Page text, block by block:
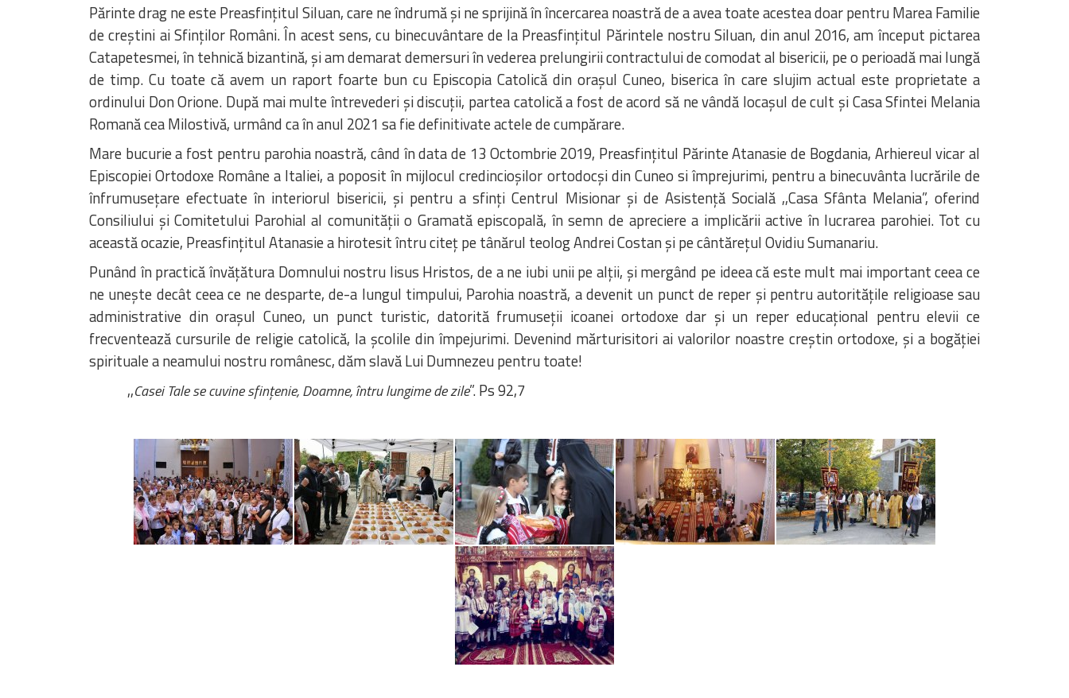
Părinte drag ne este Preasfințitul Siluan, care ne îndrumă și ne sprijină în încercarea noastră de a avea toate acestea doar pentru Marea Familie
de creștini ai Sfinților Români. În acest sens, cu binecuvântare de la Preasfințitul Părintele nostru Siluan, din anul 2016, am început pictarea
Catapetesmei, în tehnică bizantină, și am demarat demersuri în vederea prelungirii contractului de comodat al bisericii, pe o perioadă mai lungă
de timp. Cu toate că avem un raport foarte bun cu Episcopia Catolică din orașul Cuneo, biserica în care slujim actual este proprietate a
ordinului Don Orione. După mai multe întrevederi și discuții, partea catolică a fost de acord să ne vândă locașul de cult și Casa Sfintei Melania
Romană cea Milostivă, urmând ca în anul 2021 sa fie definitivate actele de cumpărare.
Mare bucurie a fost pentru parohia noastră, când în data de 13 Octombrie 2019, Preasfințitul Părinte Atanasie de Bogdania, Arhiereul vicar al
Episcopiei Ortodoxe Române a Italiei, a poposit în mijlocul credincioșilor ortodocși din Cuneo si împrejurimi, pentru a binecuvânta lucrările de
înfrumusețare efectuate în interiorul bisericii, și pentru a sfinți Centrul Misionar și de Asistență Socială ,,Casa Sfânta Melania”, oferind
Consiliului și Comitetului Parohial al comunității o Gramată episcopală, în semn de apreciere a implicării active în lucrarea parohiei. Tot cu
această ocazie, Preasfințitul Atanasie a hirotesit întru citeț pe tânărul teolog Andrei Costan și pe cântărețul Ovidiu Sumanariu.
Punând în practică învățătura Domnului nostru Iisus Hristos, de a ne iubi unii pe alții, și mergând pe ideea că este mult mai important ceea ce
ne unește decât ceea ce ne desparte, de-a lungul timpului, Parohia noastră, a devenit un punct de reper și pentru autoritățile religioase sau
administrative din orașul Cuneo, un punct turistic, datorită frumuseții icoanei ortodoxe dar și un reper educațional pentru elevii ce
frecventează cursurile de religie catolică, la școlile din împejurimi. Devenind mărturisitori ai valorilor noastre creștin ortodoxe, și a bogăției
spirituale a neamului nostru românesc, dăm slavă Lui Dumnezeu pentru toate!
,,Casei Tale se cuvine sfinţenie, Doamne, întru lungime de zile”. Ps 92,7